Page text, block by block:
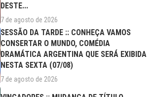
DESTE...
7 de agosto de 2026
SESSÃO DA TARDE :: CONHEÇA VAMOS
CONSERTAR O MUNDO, COMÉDIA
DRAMÁTICA ARGENTINA QUE SERÁ EXIBIDA
NESTA SEXTA (07/08)
7 de agosto de 2026